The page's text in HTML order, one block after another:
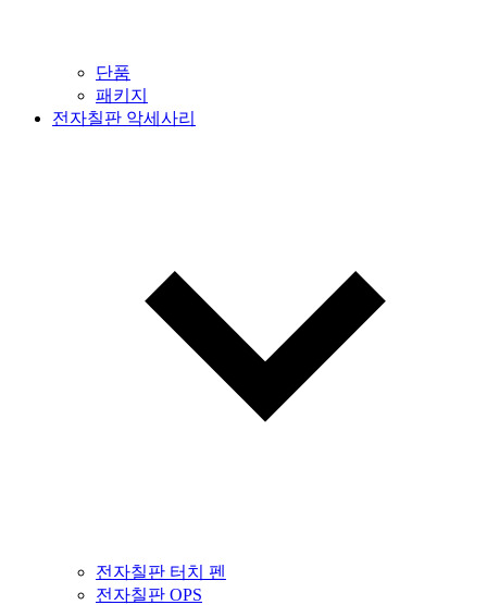
단품
패키지
전자칠판 악세사리
전자칠판 터치 펜
전자칠판 OPS